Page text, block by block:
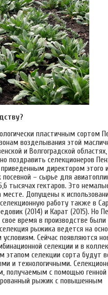
пластичным сортом
возделывания этой
и Волгоградской
поздравить селекционеров
директором этого
– сырье для
тысячах гектаров. Это
месте. Допущены к
работу также в
(2014) и Карат (2015). Но
время в производстве были
рыжика ведется на
Сейчас появляются
селекции и в
селекции сорта будут
и технологичными.
получаемым с помощью генной
рыжик с повышенным